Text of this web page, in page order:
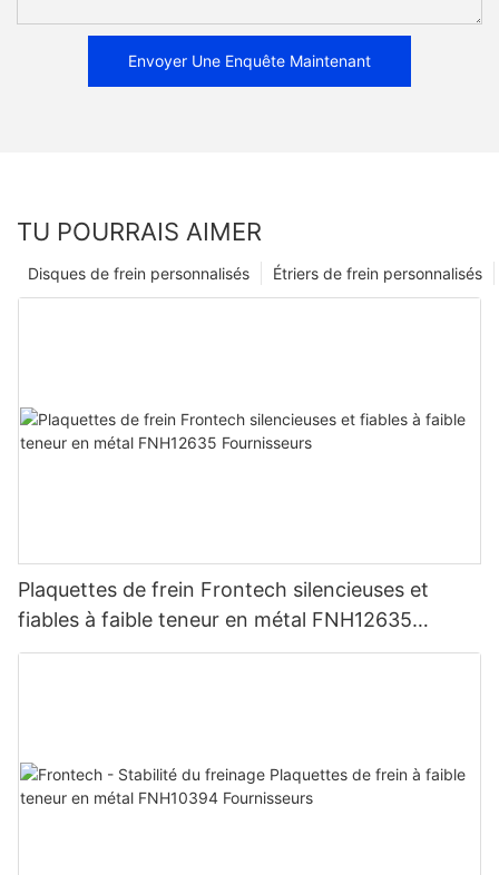
Envoyer Une Enquête Maintenant
TU POURRAIS AIMER
Étriers de frein personnalisés
Disques de frein personnalisés
Plaquettes de frein Frontech silencieuses et
fiables à faible teneur en métal FNH12635
Fournisseurs